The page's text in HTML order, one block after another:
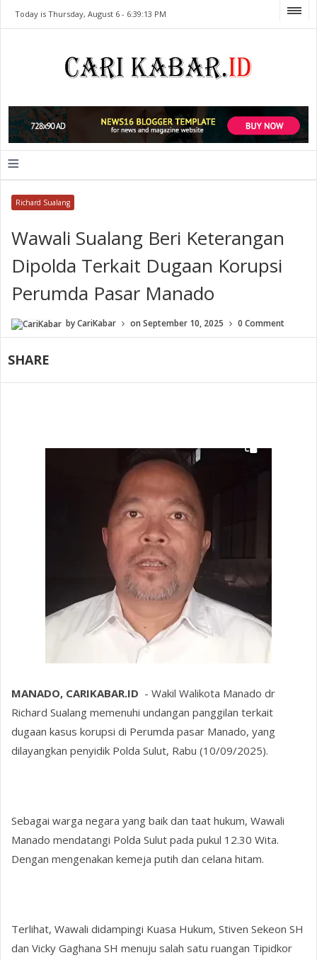
Today is Thursday, August 6 - 6:39:13 PM
≡
Richard Sualang
Wawali Sualang Beri Keterangan
Dipolda Terkait Dugaan Korupsi
Perumda Pasar Manado
byCariKabar onSeptember 10, 2025 0 Comment
SHARE
MANADO, CARIKABAR.ID - Wakil Walikota Manado dr
Richard Sualang memenuhi undangan panggilan terkait
dugaan kasus korupsi di Perumda pasar Manado, yang
dilayangkan penyidik Polda Sulut, Rabu (10/09/2025).
Sebagai warga negara yang baik dan taat hukum, Wawali
Manado mendatangi Polda Sulut pada pukul 12.30 Wita.
Dengan mengenakan kemeja putih dan celana hitam.
Terlihat, Wawali didampingi Kuasa Hukum, Stiven Sekeon SH
dan Vicky Gaghana SH menuju salah satu ruangan Tipidkor